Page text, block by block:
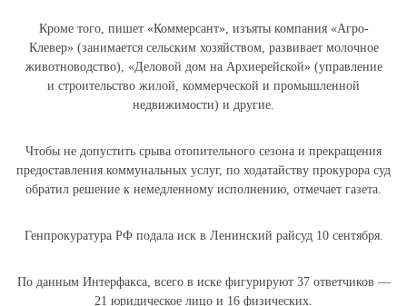
Кроме того, пишет «Коммерсант», изъяты компания «Агро-
Клевер» (занимается сельским хозяйством, развивает молочное
животноводство), «Деловой дом на Архиерейской» (управление
и строительство жилой, коммерческой и промышленной
недвижимости) и другие.
Чтобы не допустить срыва отопительного сезона и прекращения
предоставления коммунальных услуг, по ходатайству прокурора суд
обратил решение к немедленному исполнению, отмечает газета.
Генпрокуратура РФ подала иск в Ленинский райсуд 10 сентября.
По данным Интерфакса, всего в иске фигурируют 37 ответчиков —
21 юридическое лицо и 16 физических.